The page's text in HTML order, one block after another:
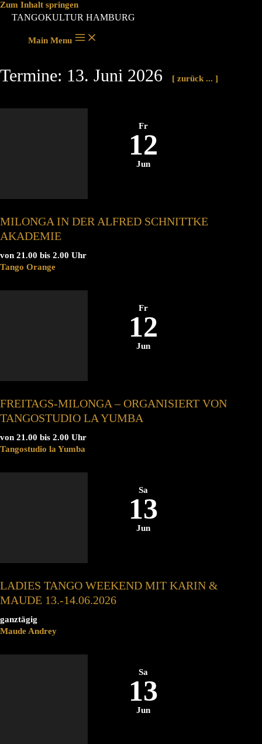
Zum Inhalt springen
TANGOKULTUR HAMBURG
Main Menu
Termine: 13. Juni 2026 [ zurück ... ]
Fr
12
Jun
MILONGA IN DER ALFRED SCHNITTKE
AKADEMIE
von 21.00 bis 2.00 Uhr
Tango Orange
Fr
12
Jun
FREITAGS-MILONGA – ORGANISIERT VON
TANGOSTUDIO LA YUMBA
von 21.00 bis 2.00 Uhr
Tangostudio la Yumba
Sa
13
Jun
LADIES TANGO WEEKEND MIT KARIN &
MAUDE 13.-14.06.2026
ganztägig
Maude Andrey
Sa
13
Jun